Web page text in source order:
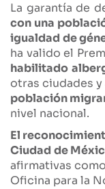
La garantía de
con una
igualdad de
ha valido el
habilitado
otras ciudades
población
nivel nacional.
El
Ciudad de
afirmativas
Oficina para la